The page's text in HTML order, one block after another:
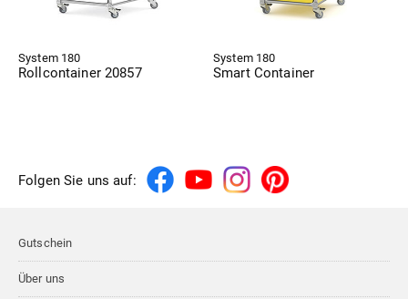
System 180
Rollcontainer 20857
System 180
Smart Container
Folgen Sie uns auf:
Gutschein
Über uns